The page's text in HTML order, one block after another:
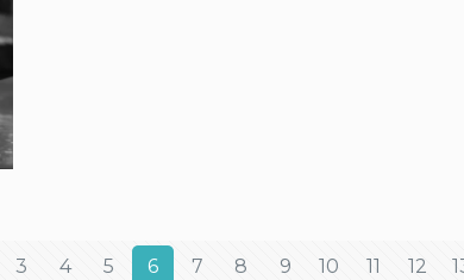
3 4 5 6 7 8 9 10 11 12